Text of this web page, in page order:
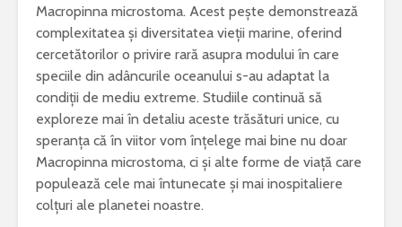
Macropinna microstoma. Acest pește demonstrează
complexitatea și diversitatea vieții marine, oferind
cercetătorilor o privire rară asupra modului în care
speciile din adâncurile oceanului s-au adaptat la
condiții de mediu extreme. Studiile continuă să
exploreze mai în detaliu aceste trăsături unice, cu
speranța că în viitor vom înțelege mai bine nu doar
Macropinna microstoma, ci și alte forme de viață care
populează cele mai întunecate și mai inospitaliere
colțuri ale planetei noastre.